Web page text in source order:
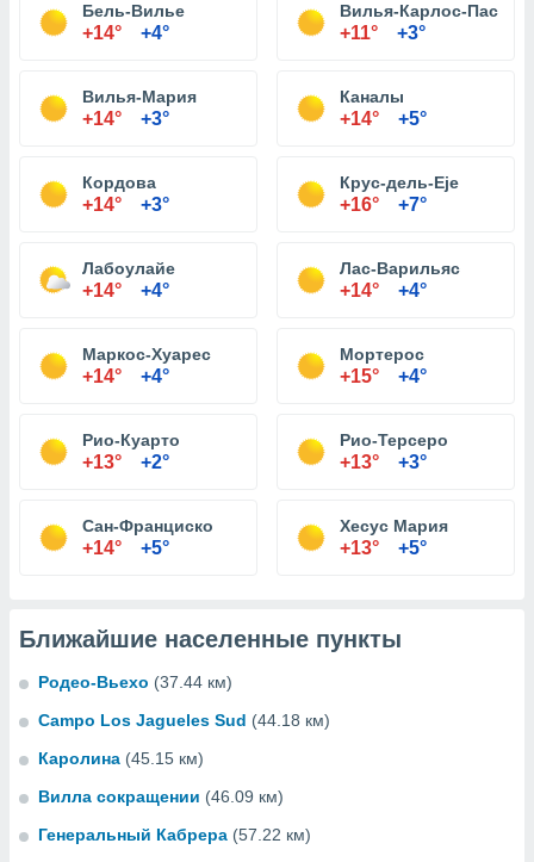
Бель-Вилье
+14° +4°
Вилья-Карлос-Пас
+11° +3°
Вилья-Мария
+14° +3°
Каналы
+14° +5°
Кордова
+14° +3°
Крус-дель-Eje
+16° +7°
Лабоулайе
+14° +4°
Лас-Варильяс
+14° +4°
Маркос-Хуарес
+14° +4°
Мортерос
+15° +4°
Рио-Куарто
+13° +2°
Рио-Терсеро
+13° +3°
Сан-Франциско
+14° +5°
Хесус Мария
+13° +5°
Ближайшие населенные пункты
Родео-Вьехо (37.44 км)
Campo Los Jagueles Sud (44.18 км)
Каролина (45.15 км)
Вилла сокращении (46.09 км)
Генеральный Кабрера (57.22 км)